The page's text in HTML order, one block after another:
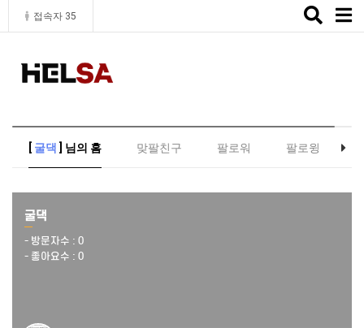
접속자 35
Toggle
굴댁 ] 님의 홈 맞팔친구 팔로워 팔로윙
굴댁
- 방문자수 : 0
- 좋아요수 : 0